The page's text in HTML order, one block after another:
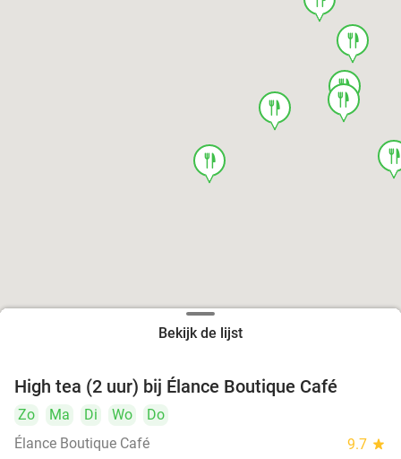
food
food
food
food
food
Bekijk de lijst
High tea (2 uur) bij Élance Boutique Café
Zo Ma Di Wo
Do
Élance Boutique Café
9.7 star